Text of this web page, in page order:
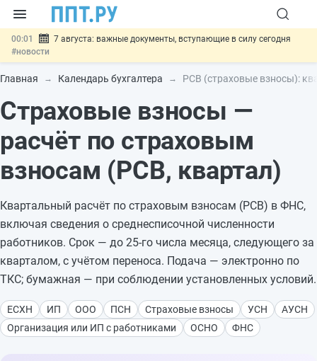
00:01
7 августа: важные документы, вступающие в силу сегодня
#новости
06.08 Минпромторг предложил запретить смешанные лоты
электроники в госзакупках#новости
недружественных стран
06.08
Возврат денег за риелторские услуги при недействительных
сделках: инициатива
06.08
Важно
Обеспечительный платёж СПОТ могут заменить
Главная Календарь бухгалтера РСВ (страховые взносы):
Страховые взносы —
расчёт по страховым
взносам (РСВ, квартал)
Квартальный расчёт по страховым взносам (РСВ) в ФНС,
включая сведения о среднесписочной численности
работников. Срок — до 25-го числа месяца, следующего за
кварталом, с учётом переноса. Подача — электронно по
ТКС; бумажная — при соблюдении установленных условий.
ЕСХН ИП ООО ПСН Страховые взносы УСН
АУСН
Организация или ИП с работниками
ОСНО ФНС